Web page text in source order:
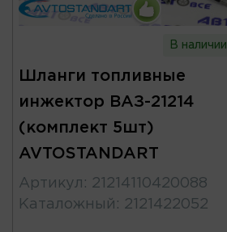
В наличии
Шланги топливные
инжектор ВАЗ-21214
(комплект 5шт)
AVTOSTANDART
Артикул : 21214110420088
Каталожный : 2121422052